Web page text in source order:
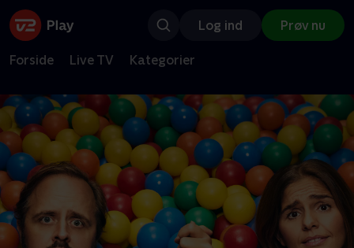
Log ind Prøv nu
Forside Live TV Kategorier